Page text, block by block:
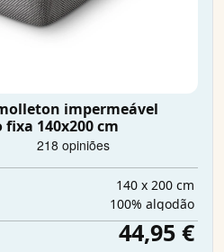
impermeável
140x200 cm
140 x 200 cm
100% algodão
44,95 €